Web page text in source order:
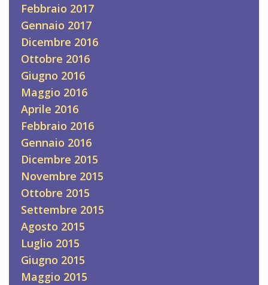
Febbraio 2017
Gennaio 2017
Dicembre 2016
Ottobre 2016
Giugno 2016
Maggio 2016
Aprile 2016
Febbraio 2016
Gennaio 2016
Dicembre 2015
Novembre 2015
Ottobre 2015
Settembre 2015
Agosto 2015
Luglio 2015
Giugno 2015
Maggio 2015